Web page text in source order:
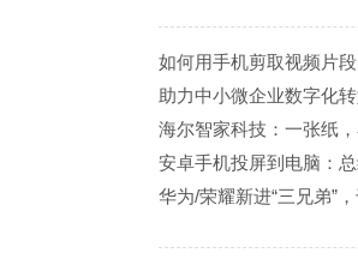
如何用手机剪取视频片段
助力中小微企业数字化
海尔智家科技：一张纸
安卓手机投屏到电脑：
华为/荣耀新进“三兄弟”